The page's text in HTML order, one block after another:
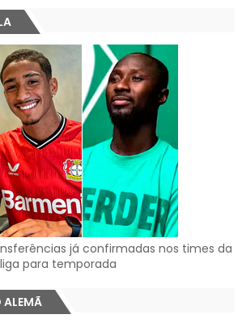
já confirmadas nos times da
para temporada
ALEMÃ